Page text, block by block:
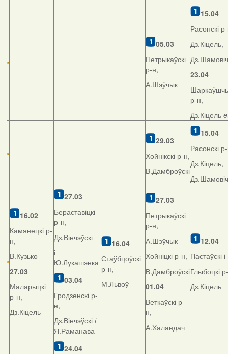
05.03
Петрыкаўскі
р-н,
А.Шэўчык
15.04
Расонскі
Дз.Кіцель,
Дз.Шамовіч
23.04
р-н,
Дз.Кіцель
29.03
Хойнікскі р-н,
В.Дамброўскі
15.04
Расонскі
Дз.Кіцель,
Дз.Шамовіч
16.02
Камянецкі р-
н,
В.Кузько
27.03
Маларыцкі
р-н,
Дз.Кіцель
27.03
Бераставіцкі
р-н,
Дз.Вінчэўскі
і
Ю.Лукашэнка
03.04
Гродзенскі р-
н,
Дз.Вінчэўскі і
Я.Раманава
16.04
Стаўбцоўскі
р-н,
М.Львоў
27.03
Петрыкаўскі
р-н,
А.Шэўчык
Хойніцкі р-н,
В.Дамброўскі
01.04
Веткаўскі р-
н,
А.Халандач
12.04
Пастаўскі і
Глыбоцкі
Дз.Кіцель
24.04